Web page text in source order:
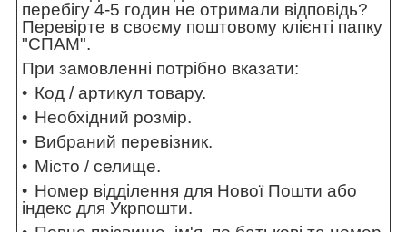
перебігу 4-5 годин не отримали відповідь?
Перевірте в своєму поштовому клієнті папку
"СПАМ".
При замовленні потрібно вказати:
Код / артикул товару.
Необхідний розмір.
Вибраний перевізник.
Місто / селище.
Номер відділення для Нової Пошти або
індекс для Укрпошти.